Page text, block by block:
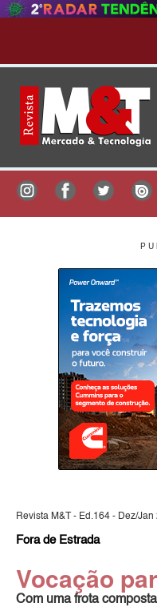
P U
Revista M&T - Ed.164 - Dez/Jan
Fora de Estrada
Vocação
Com uma frota